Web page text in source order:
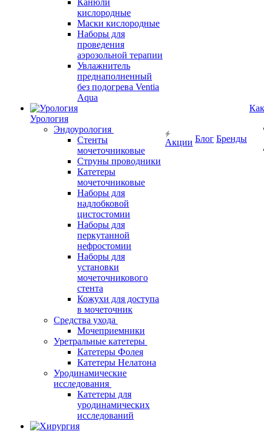
Канюли
кислородные
Маски кислородные
Наборы для
проведения
аэрозольной терапии
Увлажнитель
преднаполненный
без подогрева Ventia
Aqua
Урология
Эндоурология
Стенты
мочеточниковые
Струны проводники
Катетеры
мочеточниковые
Наборы для
надлобковой
цистостомии
Наборы для
перкутанной
нефростомии
Наборы для
установки
мочеточникового
стента
Кожухи для доступа
в мочеточник
Средства ухода
Мочеприемники
Уретральные катетеры
Катетеры Фолея
Катетеры Нелатона
Уродинамические
исследования
Катетеры для
уродинамических
исследований
Акции Блог Бренды